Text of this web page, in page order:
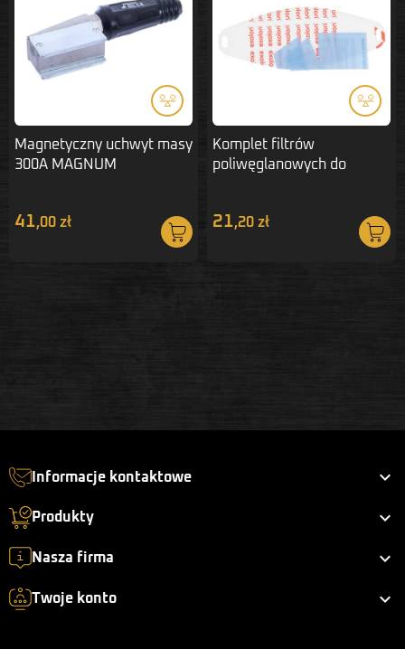
Magnetyczny uchwyt masy
300A MAGNUM
41,00 zł
Komplet filtrów
poliwęglanowych do
21,20 zł
Informacje kontaktowe 
Produkty 
Nasza firma 
Twoje konto 